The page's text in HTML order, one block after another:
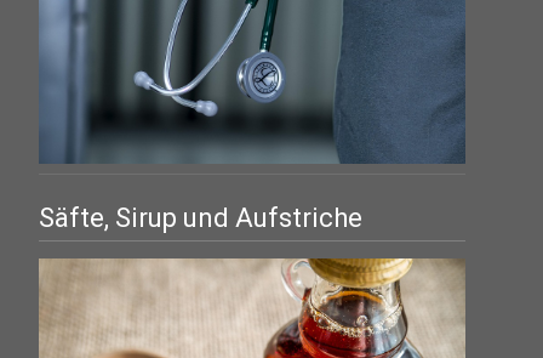
Säfte, Sirup und Aufstriche